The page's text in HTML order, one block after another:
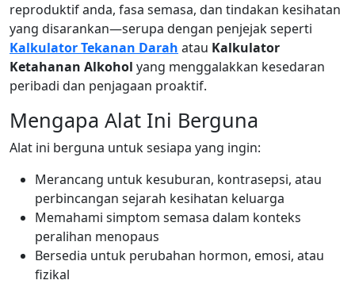
reproduktif anda, fasa semasa, dan tindakan kesihatan
yang disarankan—serupa dengan penjejak seperti
Kalkulator Tekanan Darah atau Kalkulator
Ketahanan Alkohol yang menggalakkan kesedaran
peribadi dan penjagaan proaktif.
Mengapa Alat Ini Berguna
Alat ini berguna untuk sesiapa yang ingin:
Merancang untuk kesuburan, kontrasepsi, atau
perbincangan sejarah kesihatan keluarga
Memahami simptom semasa dalam konteks
peralihan menopaus
Bersedia untuk perubahan hormon, emosi, atau
fizikal